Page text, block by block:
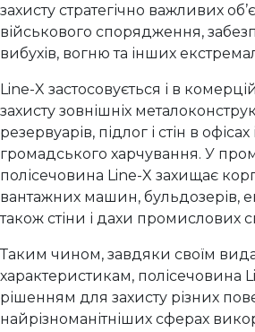
захисту стратегічно важливих
військового спорядження,
вибухів, вогню та інших
Line-X застосовується і в
захисту зовнішніх
резервуарів, підлог і стін в офісах
громадського харчування. У
полісечовина Line-X захищає
вантажних машин, бульдозерів,
також стіни і дахи промислових
Таким чином, завдяки своїм
характеристикам, полісечовина
рішенням для захисту різних
найрізноманітніших сферах